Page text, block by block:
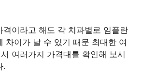
격이라고 해도 각 치과별로 임플란
차이가 날 수 있기 때문 최대한 여
여러가지 가격대를 확인해 보시
.